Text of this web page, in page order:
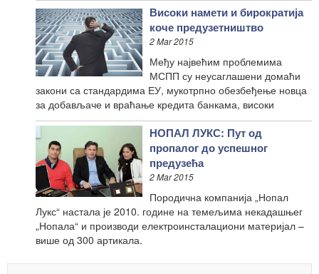
Високи намети и бирократија
коче предузетништво
2 Mar 2015
Међу највећим проблемима
МСПП су неусаглашени домаћи
закони са стандардима ЕУ, мукотрпно обезбеђење новца
за добављаче и враћање кредита банкама, високи
НОПАЛ ЛУКС: Пут од
пропалог до успешног
предузећа
2 Mar 2015
Породична компанија „Нопал
Лукс“ настала је 2010. године на темељима некадашњег
„Нопала“ и производи електроинсталациони материјал –
више од 300 артикала.